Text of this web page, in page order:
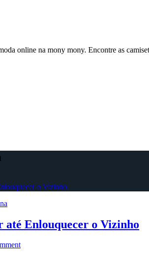
online na mony mony. Encontre as
o Vizinho
Enlouquecer o Vizinho